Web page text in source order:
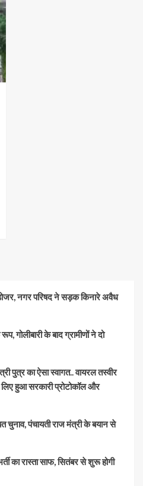
नगर परिषद ने सड़क किनारे अवैध
गोलीबारी के बाद ग्रामीणों ने दो
पुत्र का ऐसा स्वागत.. वायरल तस्वीर
हुआ सरकारी प्रोटोकॉल और
चुनाव, पंचायती राज मंत्री के बयान से
का रास्ता साफ, सितंबर से शुरू होगी